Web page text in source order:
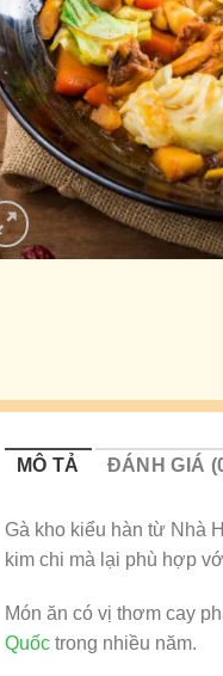
MÔ TẢ ĐÁNH GIÁ
Gà kho kiểu hàn từ Nhà
kim chi mà lại phù hợp
Món ăn có vị thơm cay
Quốc trong nhiều năm.